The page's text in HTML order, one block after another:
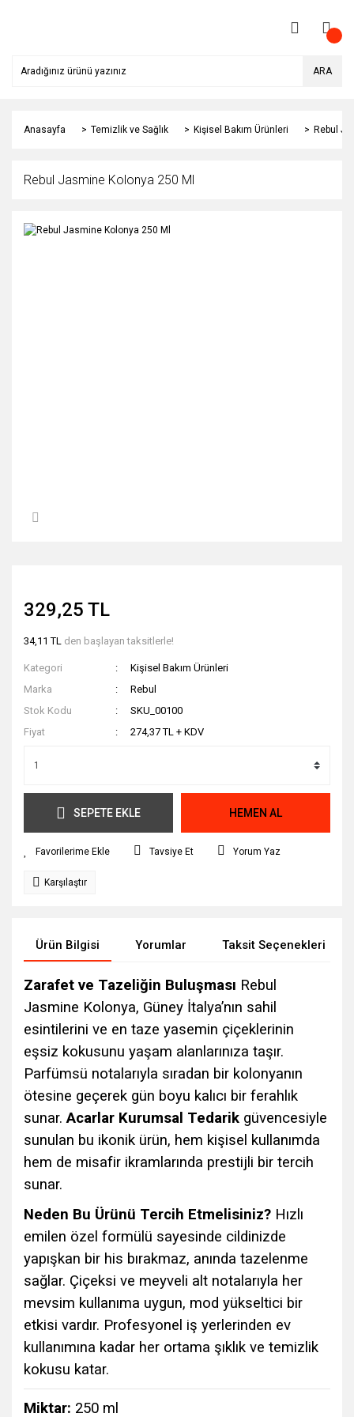
ARA
Anasayfa Temizlik ve Sağlık Kişisel Bakım Ürünleri Rebul
Rebul Jasmine Kolonya 250 Ml
329,25 TL
34,11 TL den başlayan taksitlerle!
Kategori
Kişisel Bakım Ürünleri
Marka
Rebul
Stok Kodu
SKU_00100
Fiyat
274,37 TL + KDV
SEPETE EKLE HEMEN AL
Tavsiye Et Yorum Yaz
Karşılaştır
Ürün Bilgisi Yorumlar Taksit Seçenekleri
Zarafet ve Tazeliğin Buluşması Rebul
Jasmine Kolonya, Güney İtalya’nın sahil
esintilerini ve en taze yasemin çiçeklerinin
eşsiz kokusunu yaşam alanlarınıza taşır.
Parfümsü notalarıyla sıradan bir kolonyanın
ötesine geçerek gün boyu kalıcı bir ferahlık
sunar.Acarlar Kurumsal Tedarik güvencesiyle
sunulan bu ikonik ürün, hem kişisel kullanımda
hem de misafir ikramlarında prestijli bir tercih
sunar.
Neden Bu Ürünü Tercih Etmelisiniz? Hızlı
emilen özel formülü sayesinde cildinizde
yapışkan bir his bırakmaz, anında tazelenme
sağlar. Çiçeksi ve meyveli alt notalarıyla her
mevsim kullanıma uygun, mod yükseltici bir
etkisi vardır. Profesyonel iş yerlerinden ev
kullanımına kadar her ortama şıklık ve temizlik
kokusu katar.
Miktar: 250 ml